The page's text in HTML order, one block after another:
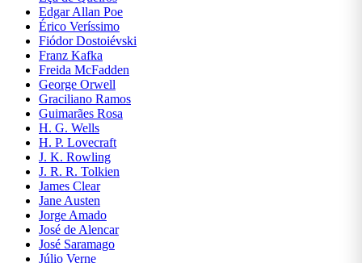
Edgar Allan Poe
Érico Veríssimo
Fiódor Dostoiévski
Franz Kafka
Freida McFadden
George Orwell
Graciliano Ramos
Guimarães Rosa
H. G. Wells
H. P. Lovecraft
J. K. Rowling
J. R. R. Tolkien
James Clear
Jane Austen
Jorge Amado
José de Alencar
José Saramago
Júlio Verne
Dumas
Ficção,
Ariano
Suassuna
Ficção,
Stoker
Ficção,
Carlos
Drummond
de Andrade
Ficção,
Cecília
Meireles